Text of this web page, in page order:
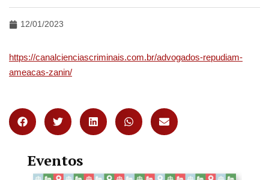
12/01/2023
https://canalcienciascriminais.com.br/advogados-repudiam-
ameacas-zanin/
Eventos